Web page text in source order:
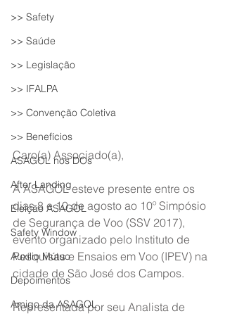
>> Safety
>> Saúde
>> Legislação
>> IFALPA
>> Convenção Coletiva
>> Benefícios
ASAGOL nos DOs
After Landing
Eleição ASAGOL
Safety Window
Auxílio Mútuo
Depoimentos
Amigo da ASAGOL
Caro(a) Associado(a),
A ASAGOL esteve presente entre os
dias 8 e 10 de agosto ao 10º Simpósio
de Segurança de Voo (SSV 2017),
evento organizado pelo Instituto de
Pesquisas e Ensaios em Voo (IPEV) na
cidade de São José dos Campos.
Representada por seu Analista de